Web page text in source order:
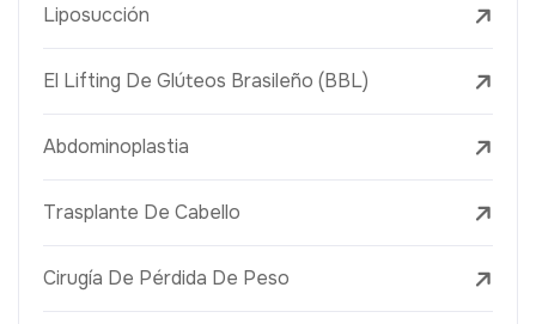
Liposucción
El Lifting De Glúteos Brasileño (BBL)
Abdominoplastia
Trasplante De Cabello
Cirugía De Pérdida De Peso